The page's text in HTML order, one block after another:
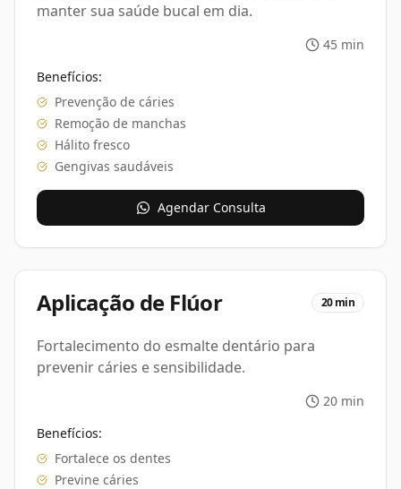
manter sua saúde bucal em dia.
45 min
Benefícios:
Prevenção de cáries
Remoção de manchas
Hálito fresco
Gengivas saudáveis
Agendar Consulta
Aplicação de Flúor 20 min
Fortalecimento do esmalte dentário para
prevenir cáries e sensibilidade.
20 min
Benefícios:
Fortalece os dentes
Previne cáries